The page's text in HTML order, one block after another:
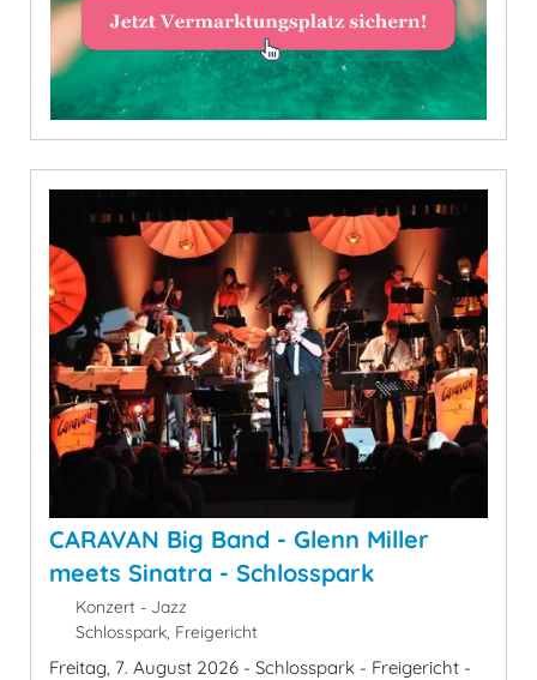
CARAVAN Big Band - Glenn Miller
meets Sinatra - Schlosspark
Konzert - Jazz
Schlosspark, Freigericht
Freitag, 7. August 2026 - Schlosspark - Freigericht -